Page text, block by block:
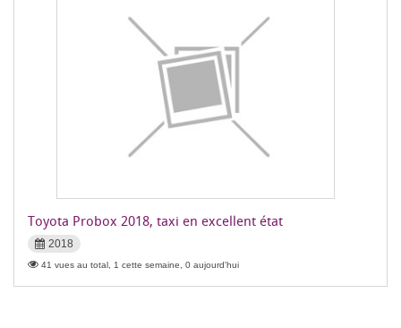
Toyota Probox 2018, taxi en excellent état
2018
41 vues au total, 1 cette semaine, 0 aujourd'hui